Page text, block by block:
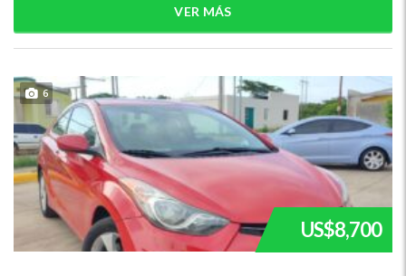
VER MÁS
6
US$8,700